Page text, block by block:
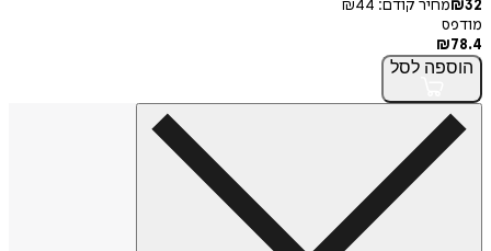
₪32 מחיר קודם: ₪44
מודפס
₪78.4
הוספה לסל